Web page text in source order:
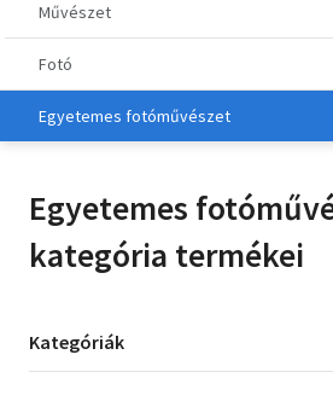
Metszet
Régi képeslap
Életmód, egészség
Gyermek- és ifjúsági
Hobbi, szabadidő
Irodalom
Művészet
Fotó
Egyetemes fotóművészet
Egyetemes
kategória termékei
Kategória
szűrés
Kategóriák